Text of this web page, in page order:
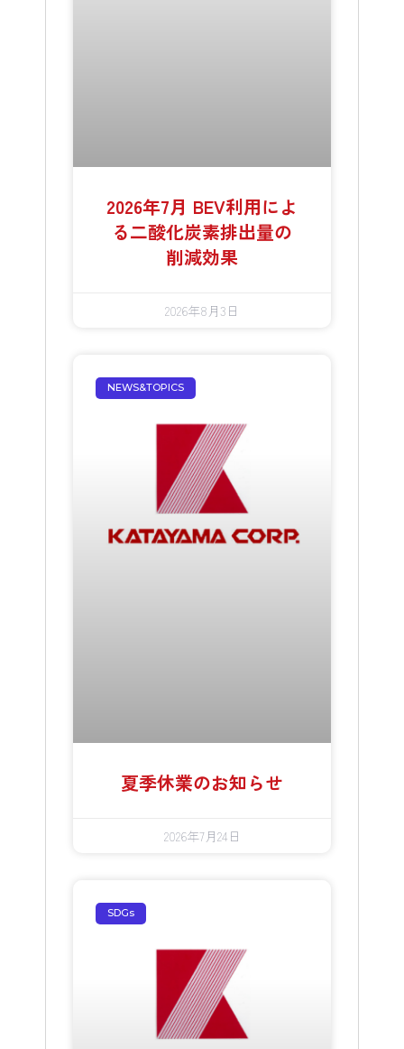
2026年7月 BEV利用によ
る二酸化炭素排出量の
削減効果
2026年8月3日
NEWS&TOPICS
夏季休業のお知らせ
2026年7月24日
SDGs